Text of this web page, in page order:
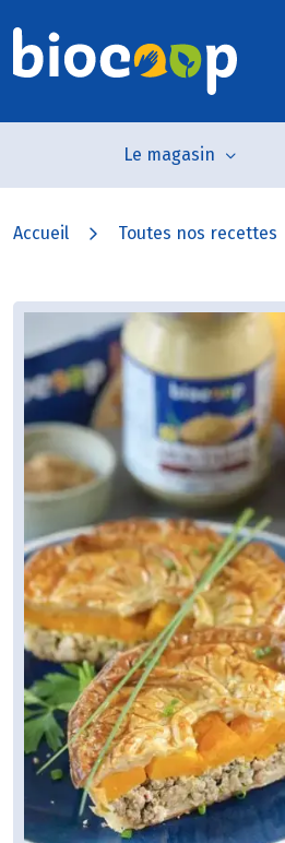
Le magasin
Accueil Toutes nos recettes